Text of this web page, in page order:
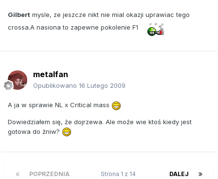
Gilbert mysle, ze jeszcze nikt nie mial okazji uprawiac tego
crossa.A nasiona to zapewne pokolenie F1
metalfan
Opublikowano 16 Lutego 2009
A ja w sprawie NL x Critical mass
Dowiedziałem się, że dojrzewa. Ale może wie ktoś kiedy jest
gotowa do żniw?
POPRZEDNIA DALEJ
Strona 1 z 14